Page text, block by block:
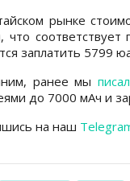
рынке
что
заплатить 5799
ранее мы
до 7000 мАч и
на наш